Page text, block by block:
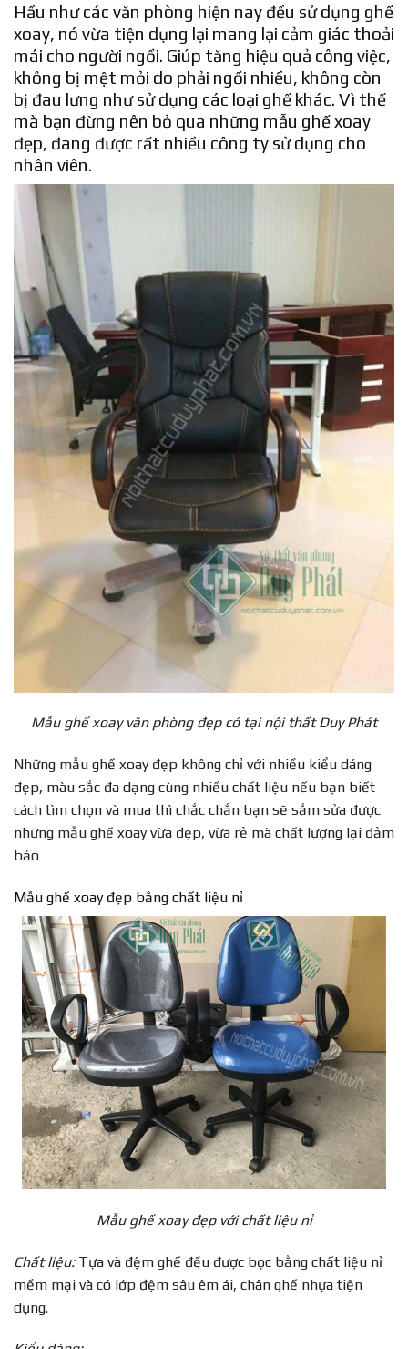
Hầu như các văn phòng hiện nay đều sử dụng ghế
xoay, nó vừa tiện dụng lại mang lại cảm giác thoải
mái cho người ngồi. Giúp tăng hiệu quả công việc,
không bị mệt mỏi do phải ngồi nhiều, không còn
bị đau lưng như sử dụng các loại ghế khác. Vì thế
mà bạn đừng nên bỏ qua những mẫu ghế xoay
đẹp, đang được rất nhiều công ty sử dụng cho
nhân viên.
Mẫu ghế xoay văn phòng đẹp có tại nội thất Duy Phát
Những mẫu ghế xoay đẹp không chỉ với nhiều kiểu dáng
đẹp, màu sắc đa dạng cùng nhiều chất liệu nếu bạn biết
cách tìm chọn và mua thì chắc chắn bạn sẽ sắm sửa được
những mẫu ghế xoay vừa đẹp, vừa rẻ mà chất lượng lại đảm
bảo
Mẫu ghế xoay đẹp bằng chất liệu nỉ
Mẫu ghế xoay đẹp với chất liệu nỉ
Chất liệu:Tựa và đệm ghế đều được bọc bằng chất liệu nỉ
mềm mại và có lớp đệm sâu êm ái, chân ghế nhựa tiện
dụng.